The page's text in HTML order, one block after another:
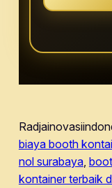
biaya booth
nol surabaya,
kontainer terbaik